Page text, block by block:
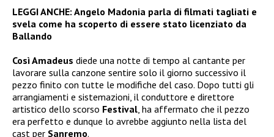
LEGGI ANCHE: Angelo Madonia parla di filmati tagliati e
svela come ha scoperto di essere stato licenziato da
Ballando
Così Amadeus diede una notte di tempo al cantante per
lavorare sulla canzone sentire solo il giorno successivo il
pezzo finito con tutte le modifiche del caso. Dopo tutti gli
arrangiamenti e sistemazioni, il conduttore e direttore
artistico dello scorso Festival , ha affermato che il pezzo
era perfetto e dunque lo avrebbe aggiunto nella lista del
cast per Sanremo.